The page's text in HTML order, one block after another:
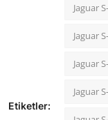
Etiketler:
Jaguar
Jaguar
Jaguar
Jaguar